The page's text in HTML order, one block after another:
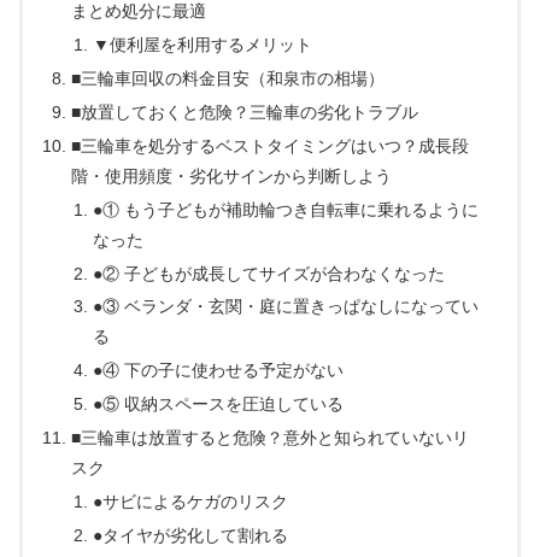
まとめ処分に最適
▼便利屋を利用するメリット
■三輪車回収の料金目安（和泉市の相場）
■放置しておくと危険？三輪車の劣化トラブル
■三輪車を処分するベストタイミングはいつ？成長段
階・使用頻度・劣化サインから判断しよう
●① もう子どもが補助輪つき自転車に乗れるように
なった
●② 子どもが成長してサイズが合わなくなった
●③ ベランダ・玄関・庭に置きっぱなしになってい
る
●④ 下の子に使わせる予定がない
●⑤ 収納スペースを圧迫している
■三輪車は放置すると危険？意外と知られていないリ
スク
●サビによるケガのリスク
●タイヤが劣化して割れる